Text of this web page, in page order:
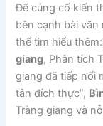
Để củng cố kiến
bên cạnh bài văn
thể tìm hiểu thêm:
giang, Phân tích
giang đã tiếp nối
tân đích thực”,
Tràng giang và